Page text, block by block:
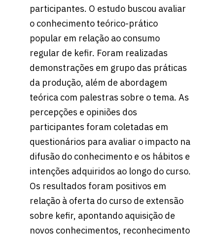
participantes. O estudo buscou avaliar
o conhecimento teórico-prático
popular em relação ao consumo
regular de kefir. Foram realizadas
demonstrações em grupo das práticas
da produção, além de abordagem
teórica com palestras sobre o tema. As
percepções e opiniões dos
participantes foram coletadas em
questionários para avaliar o impacto na
difusão do conhecimento e os hábitos e
intenções adquiridos ao longo do curso.
Os resultados foram positivos em
relação à oferta do curso de extensão
sobre kefir, apontando aquisição de
novos conhecimentos, reconhecimento